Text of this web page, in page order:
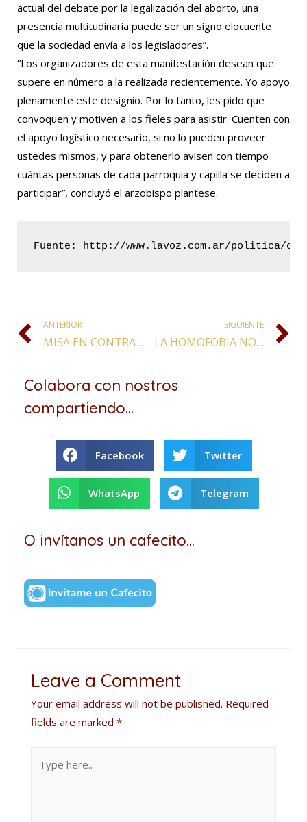
actual del debate por la legalización del aborto, una
presencia multitudinaria puede ser un signo elocuente
que la sociedad envía a los legisladores”.
“Los organizadores de esta manifestación desean que
supere en número a la realizada recientemente. Yo apoyo
plenamente este designio. Por lo tanto, les pido que
convoquen y motiven a los fieles para asistir. Cuenten con
el apoyo logístico necesario, si no lo pueden proveer
ustedes mismos, y para obtenerlo avisen con tiempo
cuántas personas de cada parroquia y capilla se deciden a
participar”, concluyó el arzobispo plantese.
Fuente: http://www.lavoz.com.ar/politica/
ANTERIOR
MISA EN CONTRA DEL ABORTO
SIGUIENTE
LA HOMOFOBIA NO EXISTE Y ES UN INVENTO DE DOMINIO TOTALITARIO
Colabora con nostros
compartiendo...
Facebook Twitter
WhatsApp Telegram
O invítanos un cafecito...
Leave a Comment
Your email address will not be published. Required
fields are marked *